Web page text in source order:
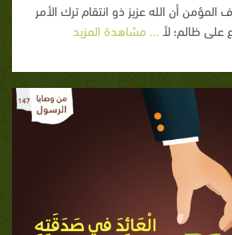
أن الله عزيز ذو انتقام ترك الأمر
على ظالم؛ لأ ... مشاهدة المزيد